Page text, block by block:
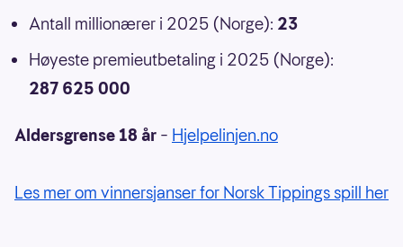
Antall millionærer i 2025 (Norge): 23
Høyeste premieutbetaling i 2025 (Norge):
287 625 000
Aldersgrense 18 år – Hjelpelinjen.no
Les mer om vinnersjanser for Norsk Tippings spill her